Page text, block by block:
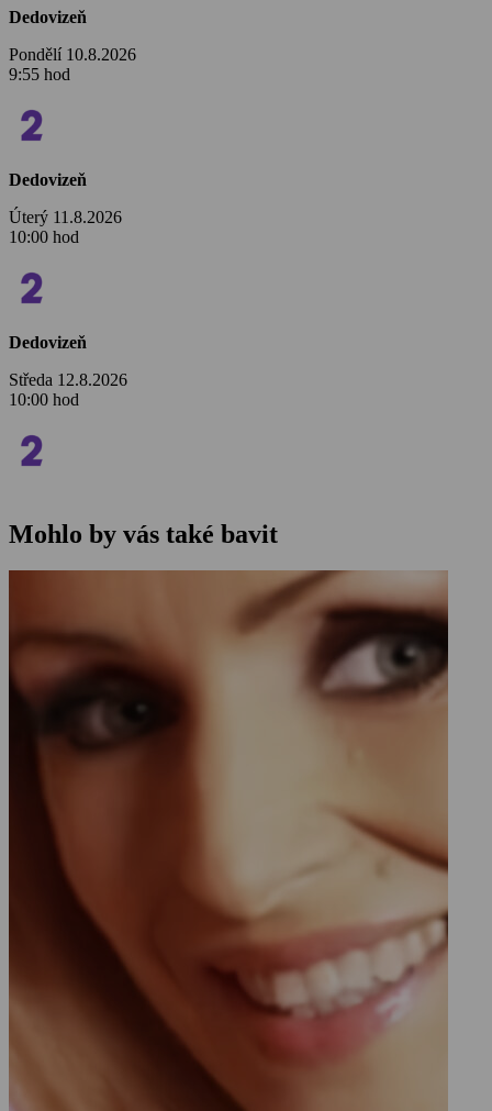
Dedovizeň
Pondělí 10.8.2026
9:55 hod
Dedovizeň
Úterý 11.8.2026
10:00 hod
Dedovizeň
Středa 12.8.2026
10:00 hod
Mohlo by vás také bavit